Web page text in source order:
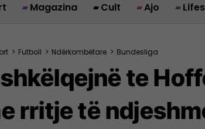
Magazina Cult Ajo
> Futboll > Ndërkombëtare > Bundesliga
te
rritje të